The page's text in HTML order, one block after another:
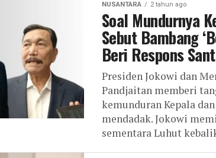
NUSANTARA 2 tahun ago
Soal Mundurnya
Sebut Bambang
Beri Respons
Presiden Jokowi dan
Pandjaitan memberi
kemunduran Kepala
mendadak. Jokowi
sementara Luhut